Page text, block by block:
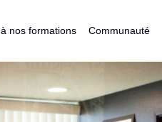
nos formations Communauté